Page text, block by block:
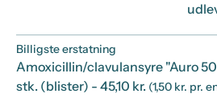
Billigste erstatning
Amoxicillin/clavulansyre "Auro
stk. (blister) - 45,10 kr. (1,50 kr. pr.